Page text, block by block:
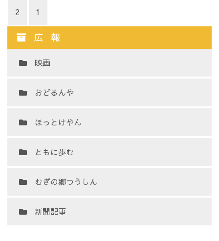
2 1
広報
映画
おどるんや
ほっとけやん
ともに歩む
むぎの郷つうしん
新聞記事